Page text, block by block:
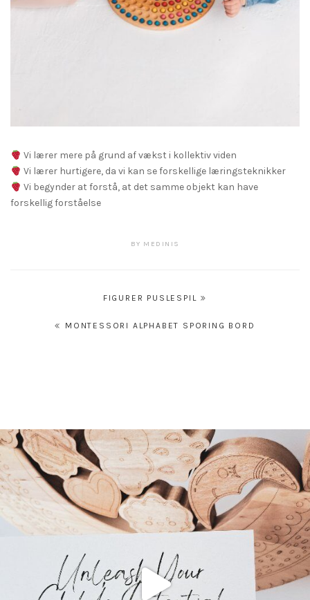
Vi lærer mere på grund af vækst i kollektiv viden
Vi lærer hurtigere, da vi kan se forskellige læringsteknikker
Vi begynder at forstå, at det samme objekt kan have
forskellig forståelse
BY MEDINIS
IndlægsnavigationFIGURER PUSLESPIL
MONTESSORI ALPHABET SPORING BORD